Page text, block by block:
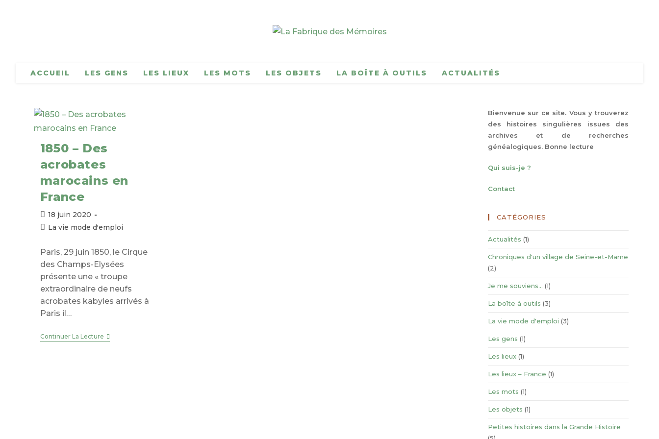
ACCUEIL LES GENS LES LIEUX LES MOTS LES OBJETS LA BOÎTE À OUTILS ACTUALITÉS
1850 – Des
acrobates
marocains en
France
Publication
publiée :
18 juin 2020
PostLa vie mode d'emploi
Paris, 29 juin 1850, le Cirque
des Champs-Elysées
présente une « troupe
extraordinaire de neufs
acrobates kabyles arrivés à
Paris il…
Continuer La Lecture1850
–
Bienvenue sur ce site. Vous y trouverez
des histoires singulières issues des
archives et de recherches
généalogiques. Bonne lecture
Qui suis-je ?
Contact
CATÉGORIES
Actualités (1)
Chroniques d'un village de Seine-et-Marne
(2)
Je me souviens… (1)
La boîte à outils (3)
La vie mode d'emploi (3)
Les gens (1)
Les lieux (1)
Les lieux – France (1)
Les mots (1)
Les objets (1)
Petites histoires dans la Grande Histoire